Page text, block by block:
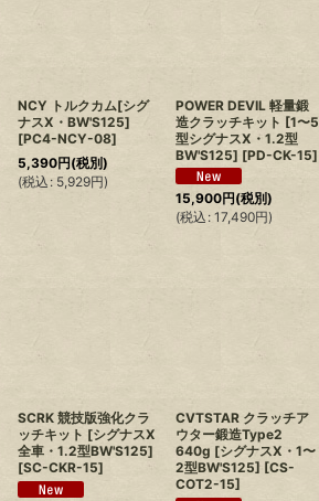
NCY トルクカム[シグ
ナスX・BW'S125]
[PC4-NCY-08]
5,390円(税別)
(税込 : 5,929円)
POWER DEVIL 軽量鍛
造クラッチキット [1〜5
型シグナスX・1.2型
BW'S125] [PD-CK-15]
15,900円(税別)
(税込 : 17,490円)
SCRK 競技版強化クラ
ッチキット [シグナスX
全車・1.2型BW'S125]
[SC-CKR-15]
CVTSTAR クラッチア
ウター鍛造Type2
640g [シグナスX・1〜
2型BW'S125] [CS-
COT2-15]